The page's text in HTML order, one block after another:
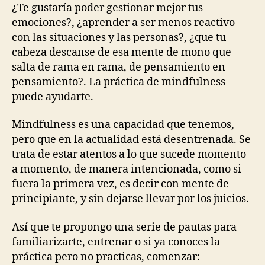
¿Te gustaría poder gestionar mejor tus
emociones?, ¿aprender a ser menos reactivo
con las situaciones y las personas?, ¿que tu
cabeza descanse de esa mente de mono que
salta de rama en rama, de pensamiento en
pensamiento?. La práctica de mindfulness
puede ayudarte.
Mindfulness es una capacidad que tenemos,
pero que en la actualidad está desentrenada. Se
trata de estar atentos a lo que sucede momento
a momento, de manera intencionada, como si
fuera la primera vez, es decir con mente de
principiante, y sin dejarse llevar por los juicios.
Así que te propongo una serie de pautas para
familiarizarte, entrenar o si ya conoces la
práctica pero no practicas, comenzar: